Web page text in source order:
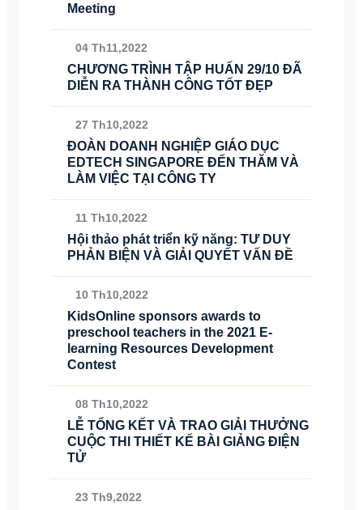
Meeting
04 Th11,2022
CHƯƠNG TRÌNH TẬP HUẤN 29/10 ĐÃ
DIỄN RA THÀNH CÔNG TỐT ĐẸP
27 Th10,2022
ĐOÀN DOANH NGHIỆP GIÁO DỤC
EDTECH SINGAPORE ĐẾN THĂM VÀ
LÀM VIỆC TẠI CÔNG TY
11 Th10,2022
Hội thảo phát triển kỹ năng: TƯ DUY
PHẢN BIỆN VÀ GIẢI QUYẾT VẤN ĐỀ
10 Th10,2022
KidsOnline sponsors awards to
preschool teachers in the 2021 E-
learning Resources Development
Contest
08 Th10,2022
LỄ TỔNG KẾT VÀ TRAO GIẢI THƯỞNG
CUỘC THI THIẾT KẾ BÀI GIẢNG ĐIỆN
TỬ
23 Th9,2022